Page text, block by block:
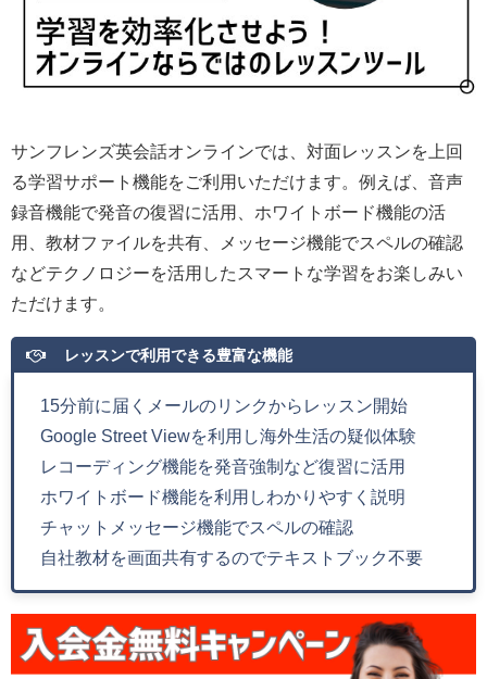
サンフレンズ英会話オンラインでは、対面レッスンを上回
る学習サポート機能をご利用いただけます。例えば、音声
録音機能で発音の復習に活用、ホワイトボード機能の活
用、教材ファイルを共有、メッセージ機能でスペルの確認
などテクノロジーを活用したスマートな学習をお楽しみい
ただけます。
レッスンで利用できる豊富な機能
15分前に届くメールのリンクからレッスン開始
Google Street Viewを利用し海外生活の疑似体験
レコーディング機能を発音強制など復習に活用
ホワイトボード機能を利用しわかりやすく説明
チャットメッセージ機能でスペルの確認
自社教材を画面共有するのでテキストブック不要